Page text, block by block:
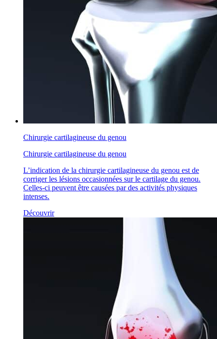
Chirurgie cartilagineuse du genou
Chirurgie cartilagineuse du genou
L’indication de la chirurgie cartilagineuse du genou est de
corriger les lésions occasionnées sur le cartilage du genou.
Celles-ci peuvent être causées par des activités physiques
intenses.
Découvrir